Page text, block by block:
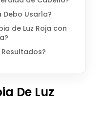
Debo Usarla?
de Luz Roja con
Resultados?
De Luz